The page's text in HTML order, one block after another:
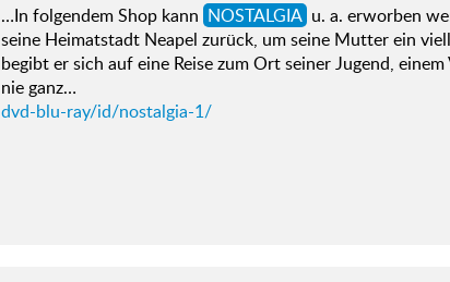
…In folgendem Shop kann NOSTALGIA u. a. erworben
seine Heimatstadt Neapel zurück, um seine Mutter ein
begibt er sich auf eine Reise zum Ort seiner Jugend,
nie ganz…
dvd-blu-ray/id/nostalgia-1/